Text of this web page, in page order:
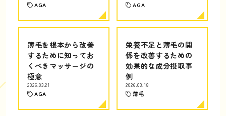
AGA AGA
薄毛を根本から改善
するために知ってお
くべきマッサージの
極意
2026.03.21
AGA
栄養不足と薄毛の関
係を改善するための
効果的な成分摂取事
例
2026.03.18
薄毛